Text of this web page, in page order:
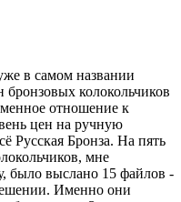
в самом названии
колокольчиков
отношение к
цен на ручную
Русская Бронза. На пять
мне
было выслано 15 файлов -
Именно они